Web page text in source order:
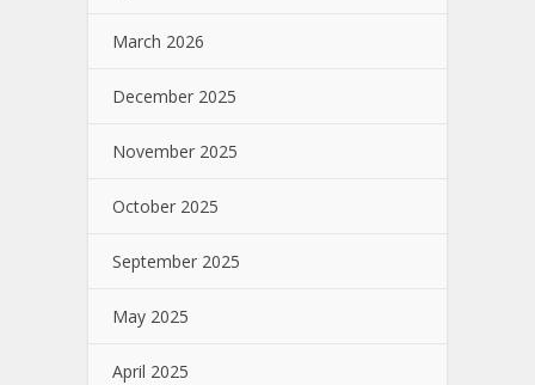
March 2026
December 2025
November 2025
October 2025
September 2025
May 2025
April 2025